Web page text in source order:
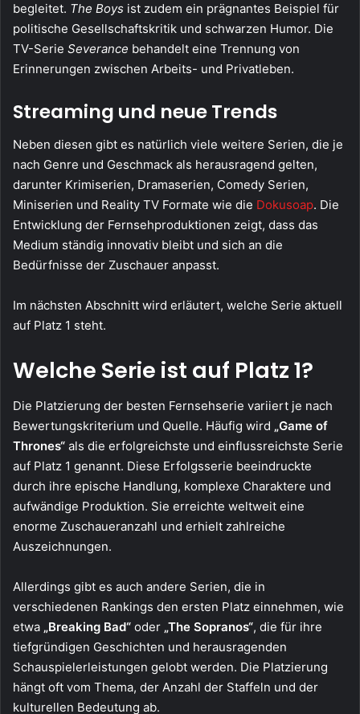
begleitet. The Boys ist zudem ein prägnantes Beispiel für
politische Gesellschaftskritik und schwarzen Humor. Die
TV-Serie Severance behandelt eine Trennung von
Erinnerungen zwischen Arbeits- und Privatleben.
Streaming und neue Trends
Neben diesen gibt es natürlich viele weitere Serien, die je
nach Genre und Geschmack als herausragend gelten,
darunter Krimiserien, Dramaserien, Comedy Serien,
Miniserien und Reality TV Formate wie die Dokusoap. Die
Entwicklung der Fernsehproduktionen zeigt, dass das
Medium ständig innovativ bleibt und sich an die
Bedürfnisse der Zuschauer anpasst.
Im nächsten Abschnitt wird erläutert, welche Serie aktuell
auf Platz 1 steht.
Welche Serie ist auf Platz 1?
Die Platzierung der besten Fernsehserie variiert je nach
Bewertungskriterium und Quelle. Häufig wird „Game of
Thrones“ als die erfolgreichste und einflussreichste Serie
auf Platz 1 genannt. Diese Erfolgsserie beeindruckte
durch ihre epische Handlung, komplexe Charaktere und
aufwändige Produktion. Sie erreichte weltweit eine
enorme Zuschaueranzahl und erhielt zahlreiche
Auszeichnungen.
Allerdings gibt es auch andere Serien, die in
verschiedenen Rankings den ersten Platz einnehmen, wie
etwa „Breaking Bad“ oder „The Sopranos“, die für ihre
tiefgründigen Geschichten und herausragenden
Schauspielerleistungen gelobt werden. Die Platzierung
hängt oft vom Thema, der Anzahl der Staffeln und der
kulturellen Bedeutung ab.